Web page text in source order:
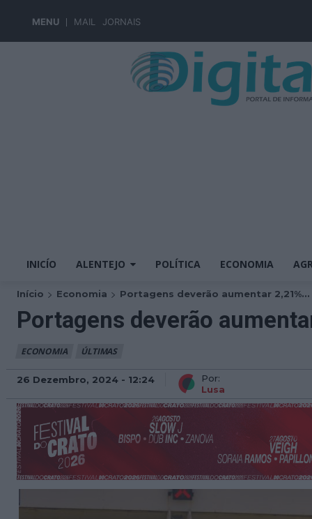
MENU MAIL JORNAIS
INICÍO ALENTEJO POLÍTICA ECONOMIA
Início Economia Portagens deverão aumentar 2,21%...
Portagens deverão
ECONOMIA ÚLTIMAS
26 Dezembro, 2024 - 12:24
Por:
Lusa